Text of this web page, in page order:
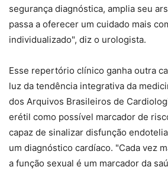
segurança diagnóstica, amplia seu
passa a oferecer um cuidado mais
individualizado", diz o urologista.
Esse repertório clínico ganha outra
luz da tendência integrativa da
dos Arquivos Brasileiros de
erétil como possível marcador de
capaz de sinalizar disfunção
um diagnóstico cardíaco. "Cada vez
a função sexual é um marcador da